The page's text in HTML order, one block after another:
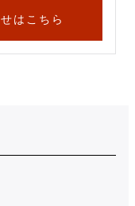
はこちら